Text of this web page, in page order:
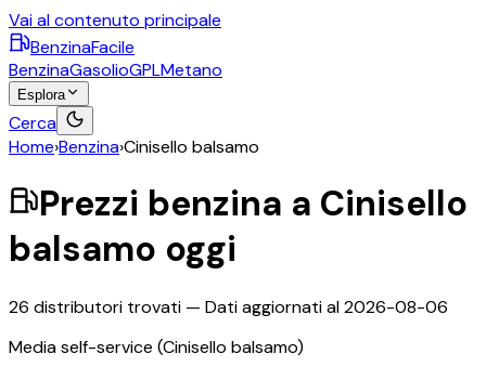
Vai al contenuto principale
BenzinaFacile
BenzinaGasolioGPLMetano
Esplora
Cerca
Home›Benzina›Cinisello balsamo
Prezzi benzina a Cinisello
balsamo oggi
26 distributori trovati — Dati aggiornati al2026-08-06
Media self-service (Cinisello balsamo)